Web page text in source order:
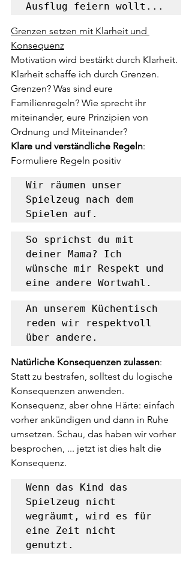
Ausflug feiern wollt...
Grenzen setzen mit Klarheit und
Konsequenz
Motivation wird bestärkt durch Klarheit.
Klarheit schaffe ich durch Grenzen.
Grenzen? Was sind eure
Familienregeln? Wie sprecht ihr
miteinander, eure Prinzipien von
Ordnung und Miteinander?
Klare und verständliche Regeln:
Formuliere Regeln positiv
Wir räumen unser
Spielzeug nach dem
Spielen auf.
So sprichst du mit
deiner Mama? Ich
wünsche mir Respekt und
eine andere Wortwahl.
An unserem Küchentisch
reden wir respektvoll
über andere.
Natürliche Konsequenzen zulassen:
Statt zu bestrafen, solltest du logische
Konsequenzen anwenden.
Konsequenz, aber ohne Härte: einfach
vorher ankündigen und dann in Ruhe
umsetzen. Schau, das haben wir vorher
besprochen, ... jetzt ist dies halt die
Konsequenz.
Wenn das Kind das
Spielzeug nicht
wegräumt, wird es für
eine Zeit nicht
genutzt.